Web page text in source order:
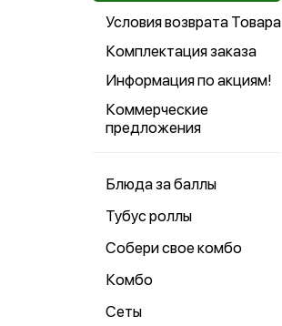
Условия возврата Товара
Комплектация заказа
Информация по акциям!
Коммерческие
предложения
Блюда за баллы
Тубус роллы
Собери свое комбо
Комбо
Сеты